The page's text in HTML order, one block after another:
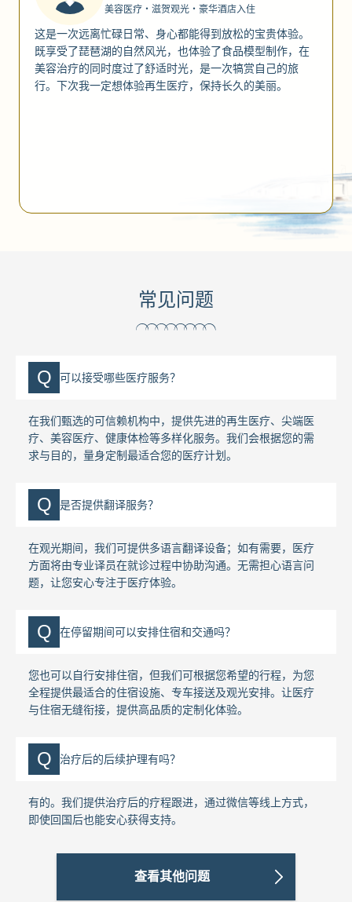
美容医疗・滋贺观光・豪华酒店入住
这是一次远离忙碌日常、身心都能得到放松的宝贵体验。
既享受了琵琶湖的自然风光，也体验了食品模型制作，在
美容治疗的同时度过了舒适时光，是一次犒赏自己的旅
行。下次我一定想体验再生医疗，保持长久的美丽。
常见问题
Q 可以接受哪些医疗服务？
在我们甄选的可信赖机构中，提供先进的再生医疗、尖端医
疗、美容医疗、健康体检等多样化服务。我们会根据您的需
求与目的，量身定制最适合您的医疗计划。
Q 是否提供翻译服务？
在观光期间，我们可提供多语言翻译设备；如有需要，医疗
方面将由专业译员在就诊过程中协助沟通。无需担心语言问
题，让您安心专注于医疗体验。
Q 在停留期间可以安排住宿和交通吗？
您也可以自行安排住宿，但我们可根据您希望的行程，为您
全程提供最适合的住宿设施、专车接送及观光安排。让医疗
与住宿无缝衔接，提供高品质的定制化体验。
Q 治疗后的后续护理有吗？
有的。我们提供治疗后的疗程跟进，通过微信等线上方式，
即使回国后也能安心获得支持。
查看其他问题